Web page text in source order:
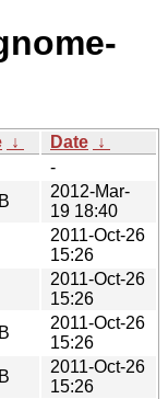
↓ Date ↓
-
2012-Mar-
19 18:40
2011-Oct-26
15:26
2011-Oct-26
15:26
2011-Oct-26
15:26
2011-Oct-26
15:26